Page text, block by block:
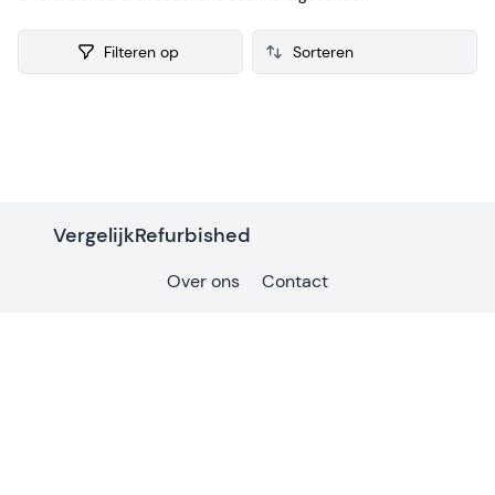
reviews, zodat je een weloverwogen keuze kunt maken bij je
aankoop.
Filteren op
VergelijkRefurbished
Over ons Contact